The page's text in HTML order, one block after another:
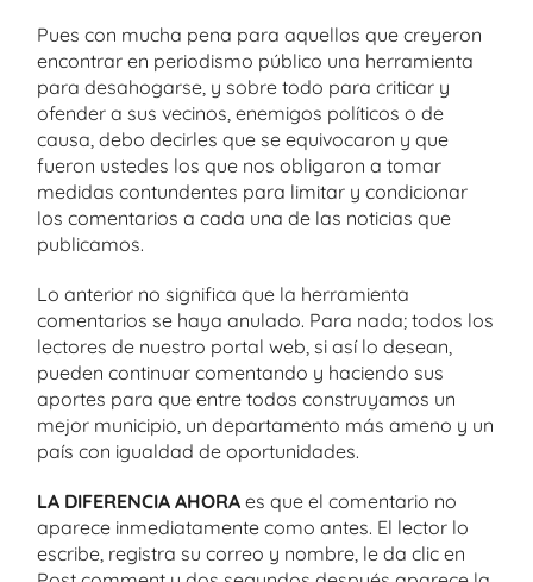
Pues con mucha pena para aquellos que creyeron
encontrar en periodismo público una herramienta
para desahogarse, y sobre todo para criticar y
ofender a sus vecinos, enemigos políticos o de
causa, debo decirles que se equivocaron y que
fueron ustedes los que nos obligaron a tomar
medidas contundentes para limitar y condicionar
los comentarios a cada una de las noticias que
publicamos.
Lo anterior no significa que la herramienta
comentarios se haya anulado. Para nada; todos los
lectores de nuestro portal web, si así lo desean,
pueden continuar comentando y haciendo sus
aportes para que entre todos construyamos un
mejor municipio, un departamento más ameno y un
país con igualdad de oportunidades.
LA DIFERENCIA AHORA es que el comentario no
aparece inmediatamente como antes. El lector lo
escribe, registra su correo y nombre, le da clic en